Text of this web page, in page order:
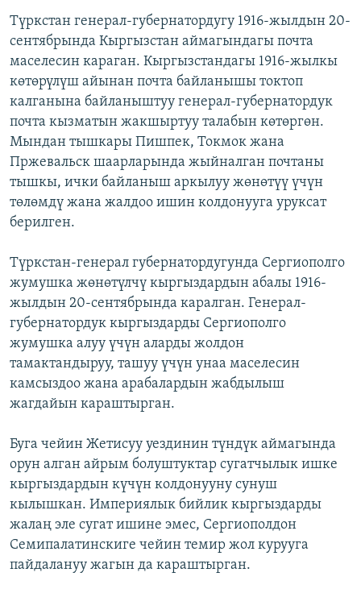
Түркстан генерал-губернатордугу 1916-жылдын 20-
сентябрында Кыргызстан аймагындагы почта
маселесин караган. Кыргызстандагы 1916-жылкы
көтөрүлүш айынан почта байланышы токтоп
калганына байланыштуу генерал-губернатордук
почта кызматын жакшыртуу талабын көтөргөн.
Мындан тышкары Пишпек, Токмок жана
Пржевальск шаарларында жыйналган почтаны
тышкы, ички байланыш аркылуу жөнөтүү үчүн
төлөмдү жана жалдоо ишин колдонууга уруксат
берилген.
Түркстан-генерал губернатордугунда Сергиополго
жумушка жөнөтүлчү кыргыздардын абалы 1916-
жылдын 20-сентябрында каралган. Генерал-
губернатордук кыргыздарды Сергиополго
жумушка алуу үчүн аларды жолдон
тамактандыруу, ташуу үчүн унаа маселесин
камсыздоо жана арабалардын жабдылыш
жагдайын караштырган.
Буга чейин Жетисуу уездинин түндүк аймагында
орун алган айрым болуштуктар сугатчылык ишке
кыргыздардын күчүн колдонууну сунуш
кылышкан. Империялык бийлик кыргыздарды
жалаң эле сугат ишине эмес, Сергиополдон
Семипалатинскиге чейин темир жол курууга
пайдалануу жагын да караштырган.